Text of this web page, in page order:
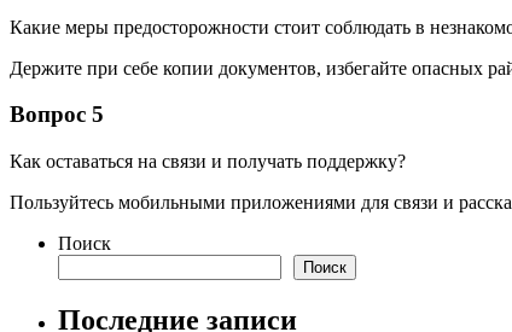
Какие меры предосторожности стоит соблюдать в
Держите при себе копии документов, избегайте опасных
Вопрос 5
Как оставаться на связи и получать поддержку?
Пользуйтесь мобильными приложениями для связи и
Поиск
Поиск
Последние записи